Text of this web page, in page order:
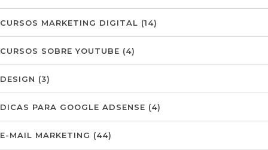
CURSOS MARKETING DIGITAL (14)
CURSOS SOBRE YOUTUBE (4)
DESIGN (3)
DICAS PARA GOOGLE ADSENSE (4)
E-MAIL MARKETING (44)